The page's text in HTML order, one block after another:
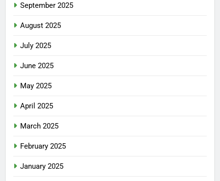
September 2025
August 2025
July 2025
June 2025
May 2025
April 2025
March 2025
February 2025
January 2025